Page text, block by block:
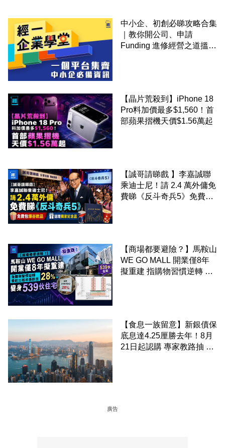
中小企、初創必睇攻略合集
｜教你開公司、申請
Funding 進修經營之道搵大
【晶片荒殺到】iPhone 18
Pro料加價最多$1,560！首
部蘋果摺機天價$1.56萬起
【誠哥請睇戲 】李嘉誠聯
乘迪士尼！請 2.4 萬外傭免
費睇《反斗奇兵5》免費包
【商場都要避險？】馬鞍山
WE GO MALL 開業僅8年
擬重建 指購物習慣逆轉 餐
【食息一族留意】新銀債保
底息達4.25厘勝去年！8月
21日起認購 專家教路抽 20
廣告